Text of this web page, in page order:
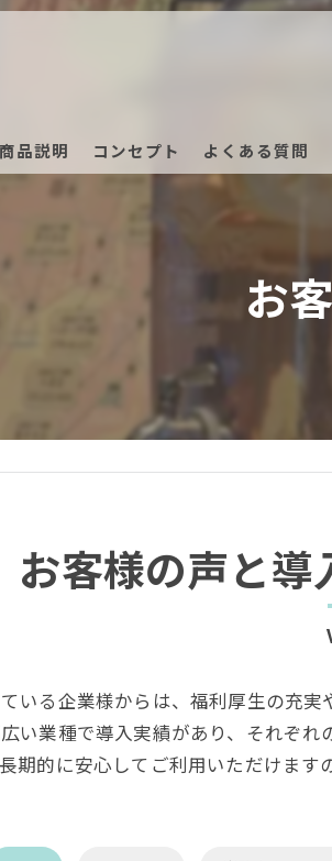
商品説明 コンセプト よくある質問
お
お客様の声と
いる企業様からは、福利厚生の充
い業種で導入実績があり、それぞ
期的に安心してご利用いただけます